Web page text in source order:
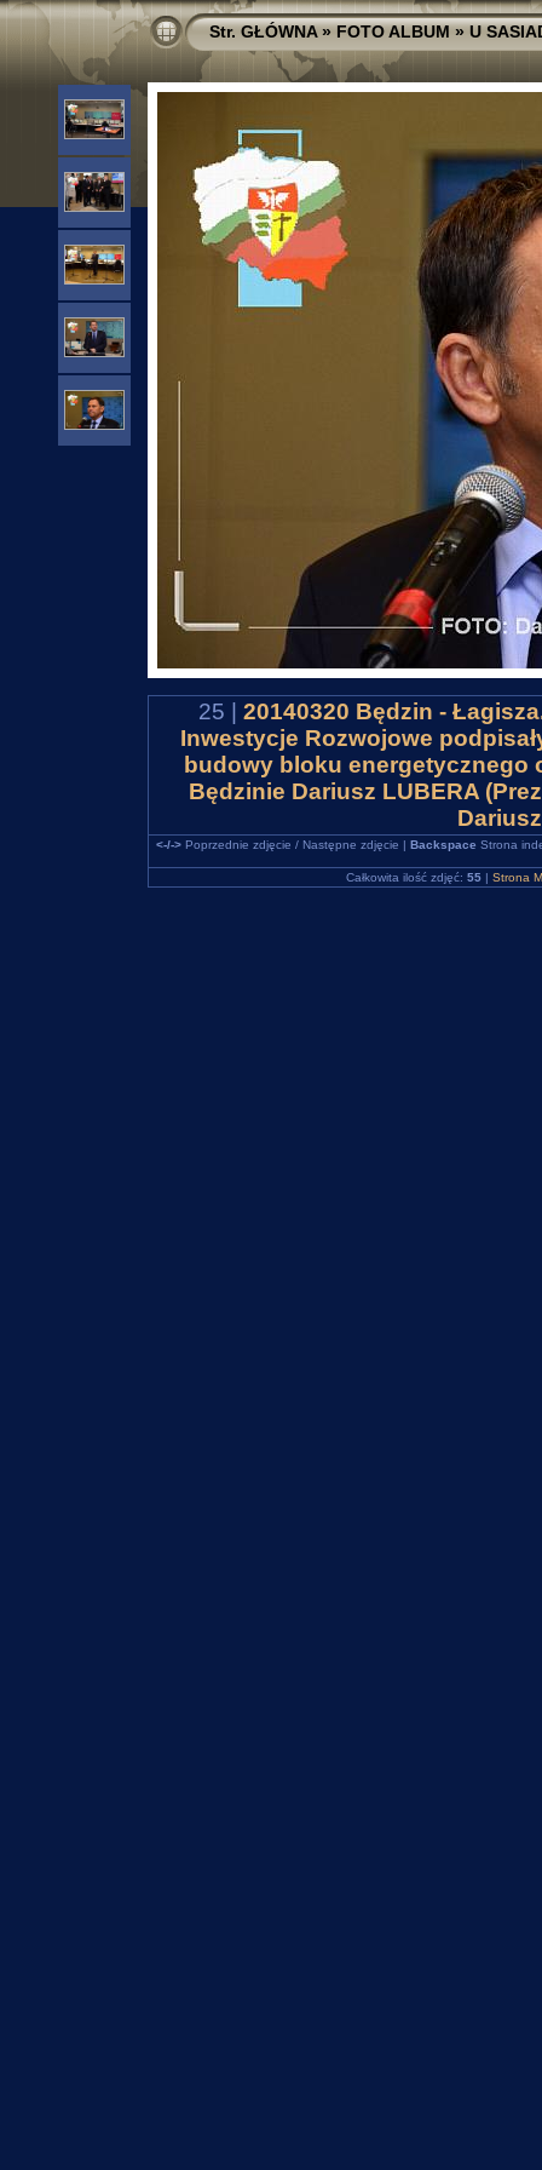
Str. GŁÓWNA»FOTO ALBUM»U
25 | 20140320 Będzin -
Inwestycje Rozwojowe
budowy bloku energetycznego
Będzinie Dariusz LUBERA
<-/->Poprzednie zdjęcie / Następne zdjęcie | Backspace Strona
Całkowita ilość zdjęć: 55 | Strona